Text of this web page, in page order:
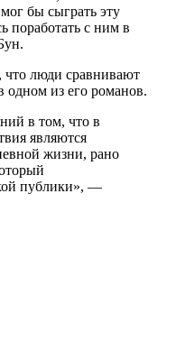
бы сыграть эту
поработать с ним в
что люди сравнивают
из его романов.
в том, что в
являются
жизни, рано
публики», —